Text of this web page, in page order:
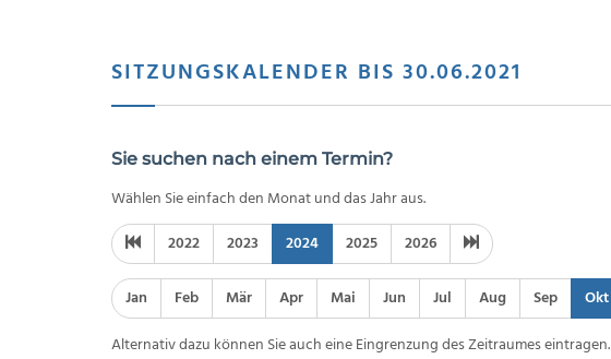
SITZUNGSKALENDER BIS 30.06.2021
Sie suchen nach einem Termin?
Wählen Sie einfach den Monat und das Jahr aus.
2022
2023 2024 2025 2026
Jan Feb Mär Apr Mai Jun Jul Aug Sep Okt
Alternativ dazu können Sie auch eine Eingrenzung des Zeitraumes eintragen.